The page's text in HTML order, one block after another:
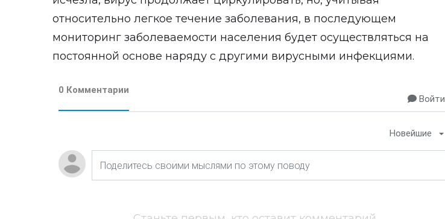
относительно легкое течение заболевания, в последующем
мониторинг заболеваемости населения будет осуществляться на
постоянной основе наряду с другими вирусными инфекциями.
0 Комментарии
Войти
Новейшие